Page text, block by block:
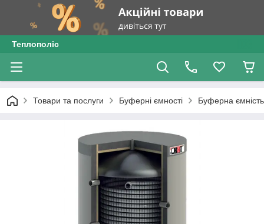
Теплополіс
Товари та послуги Буферні ємності Буферна